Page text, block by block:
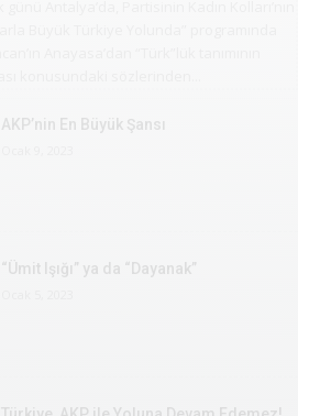
AKP’nin En Büyük Şansı
“Ümit Işığı” ya da “Dayanak”